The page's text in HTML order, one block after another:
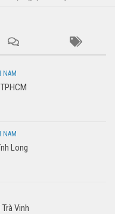
NAM
NAM
Long
Vinh